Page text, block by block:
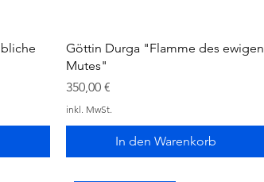
Göttin Durga "Flamme des ewigen
Mutes"
Preis
350,00 €
inkl. MwSt.
In den Warenkorb